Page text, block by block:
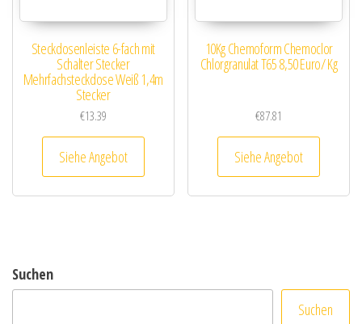
Steckdosenleiste 6-fach mit
Schalter Stecker
Mehrfachsteckdose Weiß 1,4m
Stecker
€13.39
Siehe Angebot
10Kg Chemoform Chemoclor
Chlorgranulat T65 8,50 Euro/ Kg
€87.81
Siehe Angebot
Suchen
Suchen